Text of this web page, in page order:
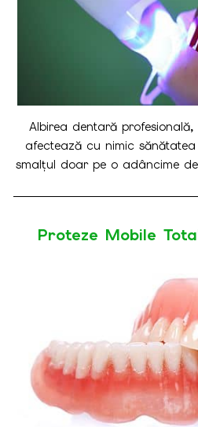
Albirea dentară
afectează cu nimic
smalțul doar pe o adâncime
gălbuie, remineralizând
cea efectuată acasă este
Proteze Mobile